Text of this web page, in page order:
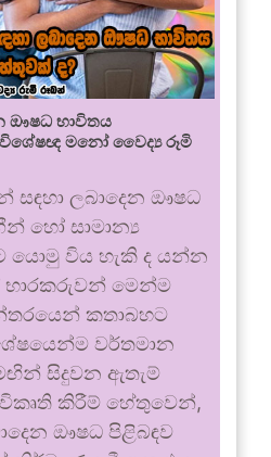
ඖෂධ භාවිතය
විශේෂඥ මනෝ වෛද්‍ය රූමි
සඳහා ලබාදෙන ඖෂධ
හෝ සාමාන්‍ය
යොමු විය හැකි ද යන්න
භාරකරුවන් මෙන්ම
කතාබහට
වර්තමාන
සිදුවන ඇතැම්
කිරීම් හේතුවෙන්,
ඖෂධ පිළිබඳව